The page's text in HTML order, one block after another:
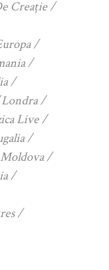
Creație
Londra
Live